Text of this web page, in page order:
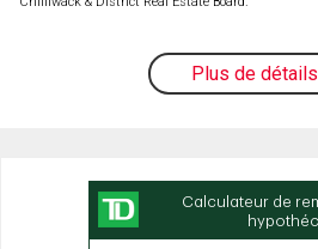
Plus de détails